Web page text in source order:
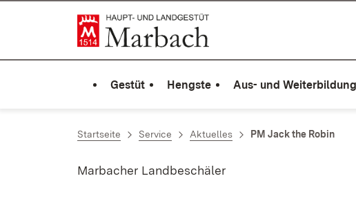
Zum Inhalt springen
Link zur Startseite
Gestüt Hengste Aus- und Weiterbildung
Startseite Service Aktuelles PM Jack the Robin
Marbacher Landbeschäler